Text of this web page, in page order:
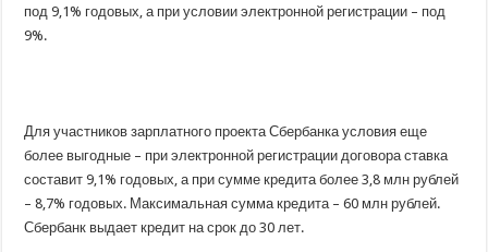
под 9,1% годовых, а при условии электронной регистрации – под
9%.
Для участников зарплатного проекта Сбербанка условия еще
более выгодные – при электронной регистрации договора ставка
составит 9,1% годовых, а при сумме кредита более 3,8 млн рублей
– 8,7% годовых. Максимальная сумма кредита – 60 млн рублей.
Сбербанк выдает кредит на срок до 30 лет.